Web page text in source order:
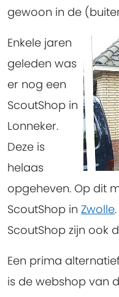
gewoon in de
Enkele jaren
geleden was
er nog een
ScoutShop in
Lonneker.
Deze is
helaas
opgeheven. Op dit
ScoutShop in Zwolle
ScoutShop zijn ook
Een prima
is de webshop van